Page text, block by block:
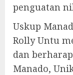
penguatan
Uskup
Rolly Untu
dan
Manado,